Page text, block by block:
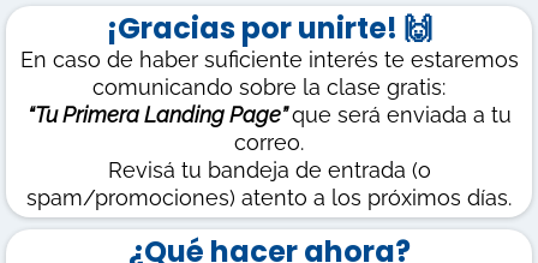
¡Gracias por unirte! 🙌
En caso de haber suficiente interés te estaremos
comunicando sobre la clase gratis:
“Tu Primera Landing Page” que será enviada a tu
correo.
Revisá tu bandeja de entrada (o
spam/promociones) atento a los próximos días.
¿Qué hacer ahora?